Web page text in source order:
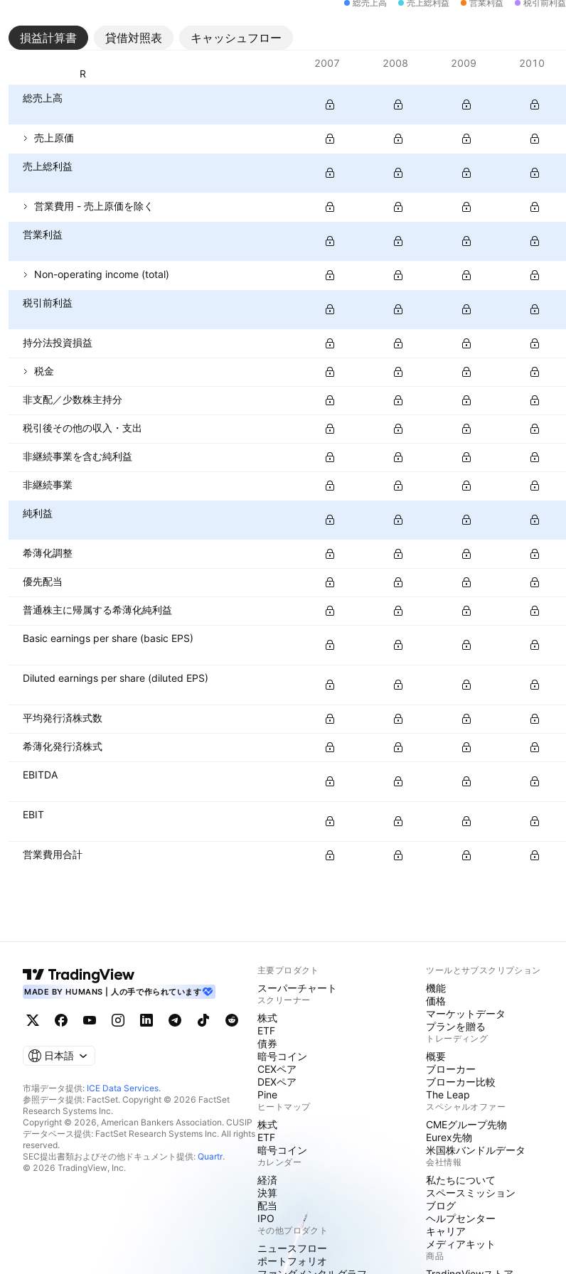
総売上高 売上総利益 営業利益 税引前利益
損益計算書 貸借対照表 キャッシュフロー
通貨: PKR
2007 2008 2009 2010
総売上高
売上原価
売上総利益
営業費用 - 売上原価を除く
営業利益
Non-operating income (total)
税引前利益
持分法投資損益
税金
非支配／少数株主持分
税引後その他の収入・支出
非継続事業を含む純利益
非継続事業
純利益
希薄化調整
優先配当
普通株主に帰属する希薄化純利益
Basic earnings per share (basic EPS)
Diluted earnings per share (diluted EPS)
平均発行済株式数
希薄化発行済株式
EBITDA
EBIT
営業費用合計
MADE BY HUMANS | 人の手で作られています
日本語
市場データ提供: ICE Data Services.
参照データ提供: FactSet. Copyright © 2026 FactSet
Research Systems Inc.
Copyright © 2026, American Bankers Association. CUSIP
データベース提供: FactSet Research Systems Inc. All rights
reserved.
SEC提出書類およびその他ドキュメント提供: Quartr.
© 2026 TradingView, Inc.
主要プロダクト
スーパーチャート
スクリーナー
株式
ETF
債券
暗号コイン
CEXペア
DEXペア
Pine
ヒートマップ
株式
ETF
暗号コイン
カレンダー
経済
決算
配当
IPO
その他プロダクト
ニュースフロー
ポートフォリオ
ツールとサブスクリプション
機能
価格
マーケットデータ
プランを贈る
トレーディング
概要
ブローカー
ブローカー比較
The Leap
スペシャルオファー
CMEグループ先物
Eurex先物
米国株バンドルデータ
会社情報
私たちについて
スペースミッション
ブログ
ヘルプセンター
キャリア
メディアキット
商品